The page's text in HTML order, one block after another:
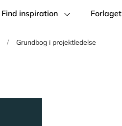
Find inspiration Forlaget
/ Grundbog i projektledelse